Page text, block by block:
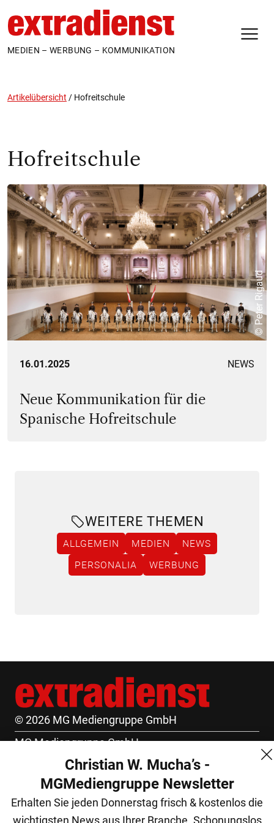
MEDIEN – WERBUNG – KOMMUNIKATION
Artikelübersicht / Hofreitschule
Hofreitschule
© Peter Rigaud
16.01.2025 NEWS
Neue Kommunikation für die
Spanische Hofreitschule
WEITERE THEMEN
ALLGEMEIN MEDIEN
NEWS
PERSONALIA
WERBUNG
© 2026 MG Mediengruppe GmbH
MG Mediengruppe GmbH
Burgring 1/7
1010 Wien
+43 (1) 522 14 14
Christian W. Mucha’s -
MGMediengruppe Newsletter
Erhalten Sie jeden Donnerstag frisch & kostenlos die
wichtigsten News aus Ihrer Branche. Schonungslos